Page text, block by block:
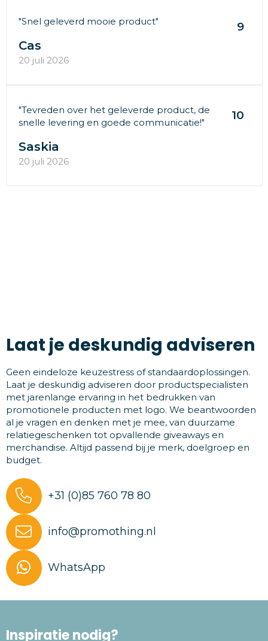
"Snel geleverd mooie product" 9
Cas
20 juli 2026
"Tevreden over het geleverde product, de
snelle levering en goede communicatie!"
10
Saskia
20 juli 2026
Laat je deskundig adviseren
Geen eindeloze keuzestress of standaardoplossingen.
Laat je deskundig adviseren door productspecialisten
met jarenlange ervaring in het bedrukken van
promotionele producten met logo. We beantwoorden
al je vragen en denken met je mee, van duurzame
relatiegeschenken tot opvallende giveaways en
merchandise. Altijd passend bij je merk, doelgroep en
budget.
+31 (0)85 760 78 80
info@promothing.nl
WhatsApp
Inspiratie nodig?